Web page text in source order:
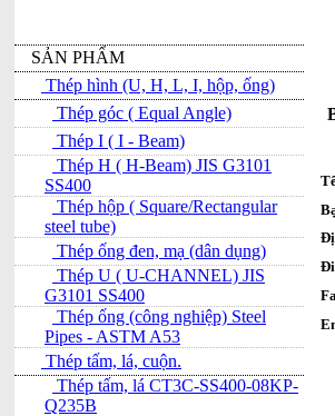
SẢN PHẨM
Thép hình (U, H, L, I, hộp, ống)
Thép góc ( Equal Angle)
Thép I ( I - Beam)
Thép H ( H-Beam) JIS G3101
SS400
Thép hộp ( Square/Rectangular
steel tube)
Thép ống đen, mạ (dân dụng)
Thép U ( U-CHANNEL) JIS
G3101 SS400
Thép ống (công nghiệp) Steel
Pipes - ASTM A53
Thép tấm, lá, cuộn.
Thép tấm, lá CT3C-SS400-08KP-
Q235B